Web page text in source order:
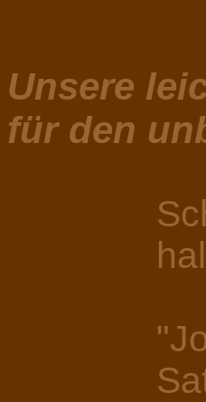
Unsere
für den
Satz